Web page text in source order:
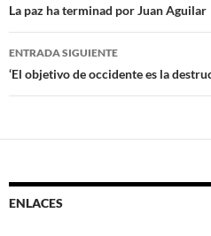
Navegación
de
entradas
La paz ha terminad por Juan Aguilar
ENTRADA SIGUIENTE
‘El objetivo de occidente es la
ENLACES